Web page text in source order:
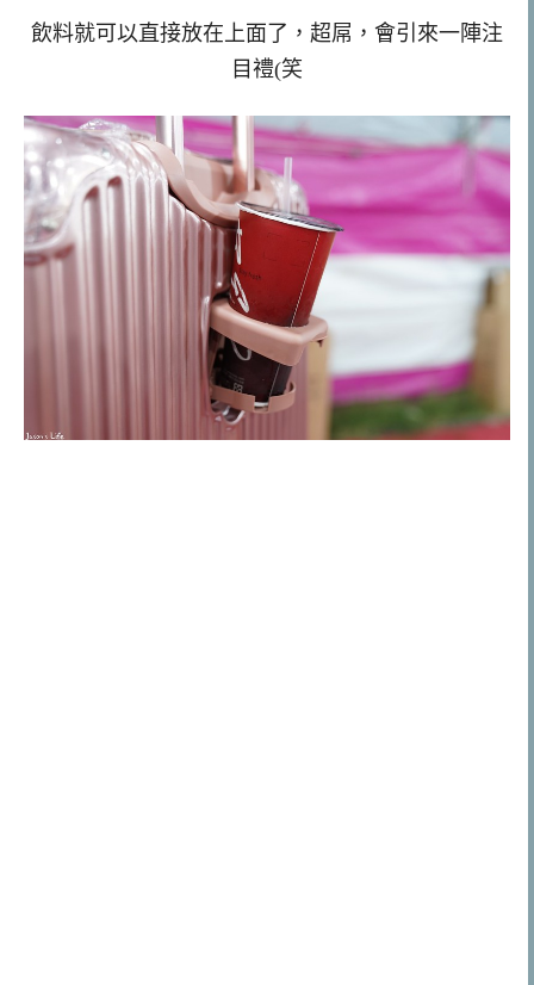
飲料就可以直接放在上面了，超屌，會引來一陣注
目禮(笑